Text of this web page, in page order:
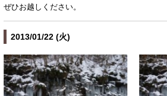
ぜひお越しください。
2013/01/22 (火)